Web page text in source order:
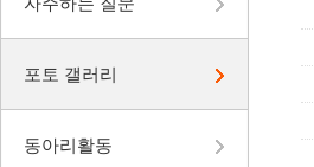
포토 갤러리
동아리활동